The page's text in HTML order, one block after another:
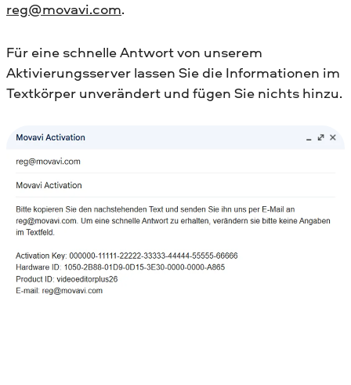
reg@movavi.com.
Für eine schnelle Antwort von unserem
Aktivierungsserver lassen Sie die Informationen im
Textkörper unverändert und fügen Sie nichts hinzu.